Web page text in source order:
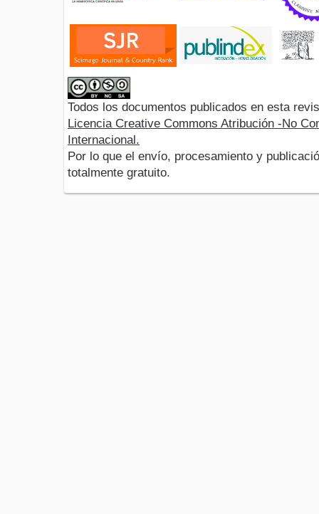
Todos los documentos publicados en esta
Licencia Creative Commons Atribución -No
Internacional.
Por lo que el envío, procesamiento y
totalmente gratuito.